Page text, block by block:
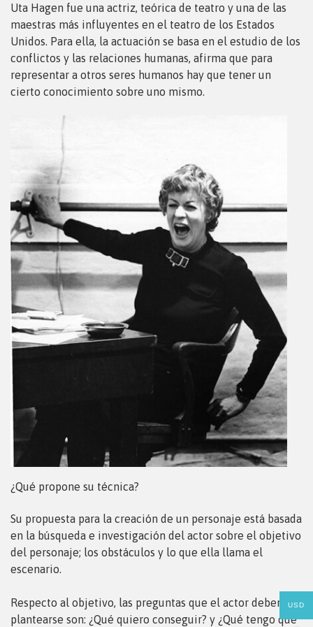
Uta Hagen fue una actriz, teórica de teatro y una de las
maestras más influyentes en el teatro de los Estados
Unidos. Para ella, la actuación se basa en el estudio de los
conflictos y las relaciones humanas, afirma que para
representar a otros seres humanos hay que tener un
cierto conocimiento sobre uno mismo.
¿Qué propone su técnica?
Su propuesta para la creación de un personaje está basada
en la búsqueda e investigación del actor sobre el objetivo
del personaje; los obstáculos y lo que ella llama el
escenario.
Respecto al objetivo, las preguntas que el actor debería
plantearse son: ¿Qué quiero conseguir? y ¿Qué tengo que
USD